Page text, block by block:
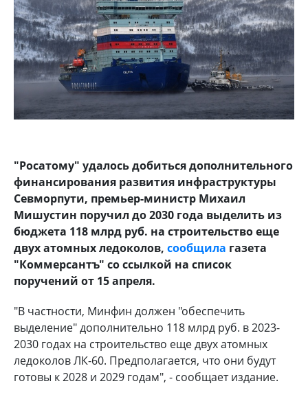
"Росатому" удалось добиться дополнительного
финансирования развития инфраструктуры
Севморпути, премьер-министр Михаил
Мишустин поручил до 2030 года выделить из
бюджета 118 млрд руб. на строительство еще
двух атомных ледоколов, сообщила газета
"Коммерсантъ" со ссылкой на список
поручений от 15 апреля.
"В частности, Минфин должен "обеспечить
выделение" дополнительно 118 млрд руб. в 2023-
2030 годах на строительство еще двух атомных
ледоколов ЛК-60. Предполагается, что они будут
готовы к 2028 и 2029 годам", - сообщает издание.